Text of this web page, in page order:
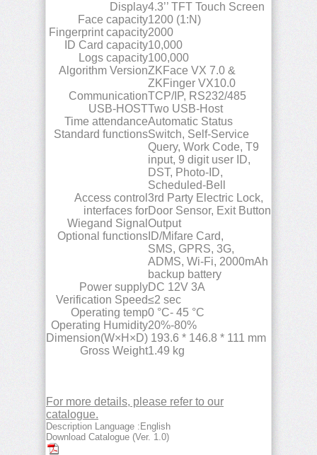
Display4.3’’ TFT Touch Screen
Face capacity1200 (1:N)
Fingerprint capacity2000
ID Card capacity10,000
Logs capacity100,000
Algorithm VersionZKFace VX 7.0 &
ZKFinger VX10.0
CommunicationTCP/IP, RS232/485
USB-HOSTTwo USB-Host
Time attendance
Standard functions
Automatic Status
Switch, Self-Service
Query, Work Code, T9
input, 9 digit user ID,
DST, Photo-ID,
Scheduled-Bell
Access control
interfaces for
3rd Party Electric Lock,
Door Sensor, Exit Button
Wiegand Signal Output
Optional functions ID/Mifare Card,
SMS, GPRS, 3G,
ADMS, Wi-Fi, 2000mAh
backup battery
Power supplyDC 12V 3A
Verification Speed≤2 sec
Operating temp0 °C- 45 °C
Operating Humidity20%-80%
Dimension(W×H×D) 193.6 * 146.8 * 111 mm
Gross Weight1.49 kg
For more details, please refer to our
catalogue.
Description Language :English
Download Catalogue (Ver. 1.0)